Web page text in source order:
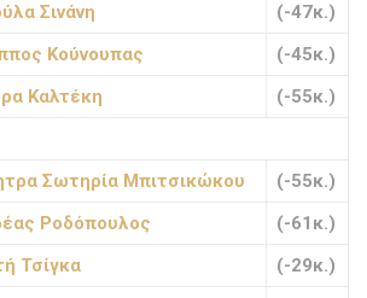
Σινάνη
(-47κ.)
Κούνουπας
(-45κ.)
Καλτέκη
(-55κ.)
Σωτηρία Μπιτσικώκου
(-55κ.)
Ροδόπουλος
(-61κ.)
Τσίγκα
(-29κ.)